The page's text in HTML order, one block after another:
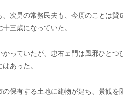
次男の常務民夫も、今度のことは
三歳になっていた。
っていたが、忠右ェ門は風邪ひとつ
あった。
の保有する土地に建物が建ち、景観